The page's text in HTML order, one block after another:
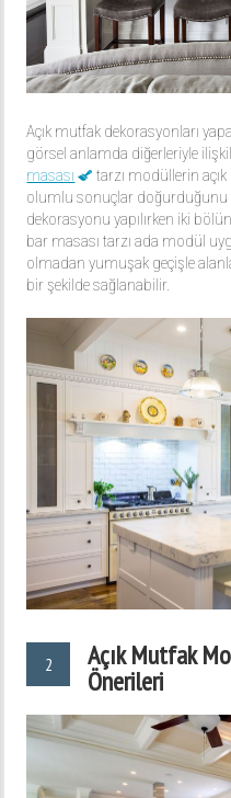
Açık mutfak dekorasyonları
görsel anlamda diğerleriyle
masası
tarzı modüllerin
olumlu sonuçlar doğurduğunu
dekorasyonu yapılırken iki
bar masası tarzı ada modül
olmadan yumuşak geçişle
bir şekilde sağlanabilir.
2 Açık Mutfak
Önerileri